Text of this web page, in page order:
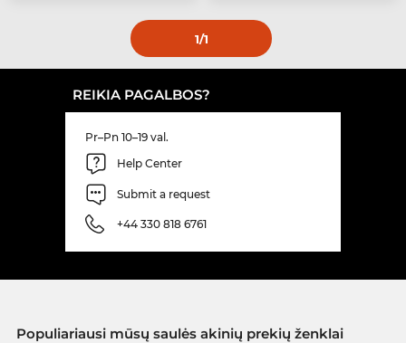
1/1
REIKIA PAGALBOS?
Pr–Pn 10–19 val.
Help Center
Submit a request
+44 330 818 6761
Populiariausi mūsų saulės akinių prekių ženklai